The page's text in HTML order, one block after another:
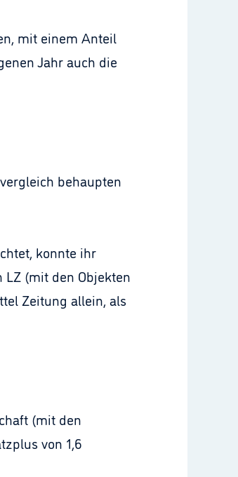
mit einem Anteil
Jahr auch die
behaupten
konnte ihr
(mit den Objekten
Zeitung allein, als
(mit den
von 1,6